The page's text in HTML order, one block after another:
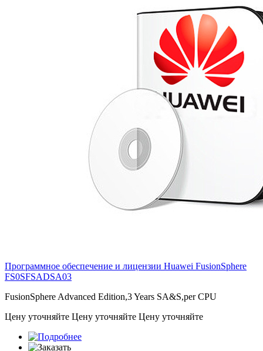
Программное обеспечение и лицензии Huawei FusionSphere
FS0SFSADSA03
FusionSphere Advanced Edition,3 Years SA&S,per CPU
Цену уточняйте Цену уточняйте Цену уточняйте